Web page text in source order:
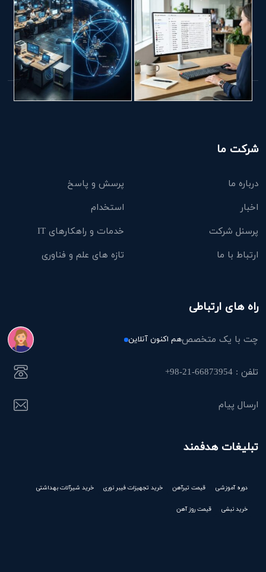
شرکت ما
درباره ما
پرسش و پاسخ
اخبار
استخدام
پرسنل شرکت
خدمات و راهکارهای IT
ارتباط با ما
تازه های علم و فناوری
راه های ارتباطی
چت با یک متخصصهم اکنون آنلاین
تلفن : 66873954-21-98+
ارسال پیام
تبلیغات هدفمند
دوره آموزشی قیمت تیرآهن خرید تجهیزات فیبر نوری خرید شیرآلات بهداشتی
خرید نبشی قیمت روز آهن